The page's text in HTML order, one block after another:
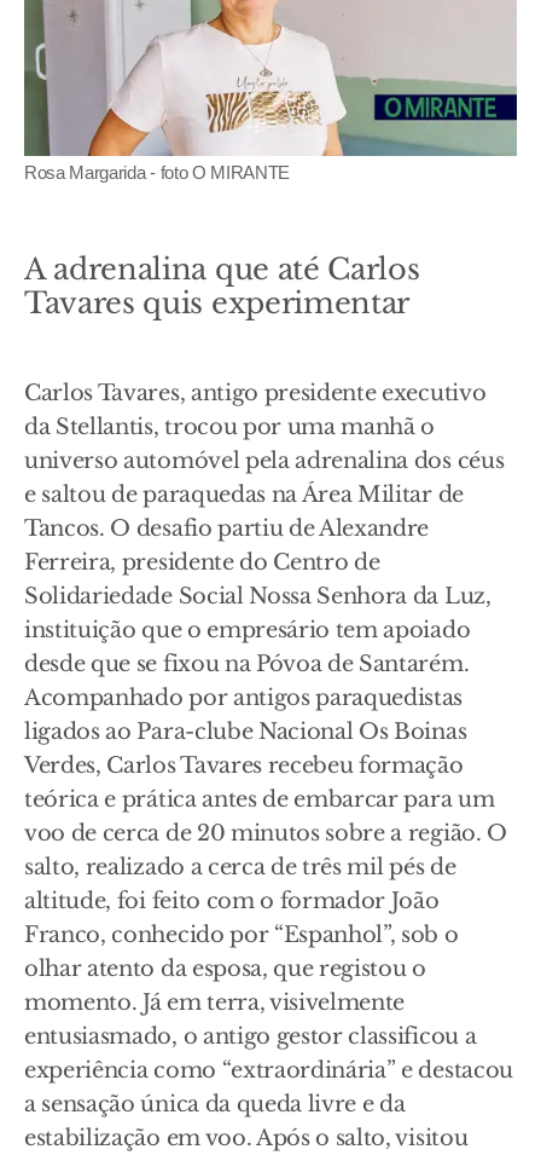
Rosa Margarida - foto O MIRANTE
A adrenalina que até Carlos
Tavares quis experimentar
Carlos Tavares, antigo presidente executivo
da Stellantis, trocou por uma manhã o
universo automóvel pela adrenalina dos céus
e saltou de paraquedas na Área Militar de
Tancos. O desafio partiu de Alexandre
Ferreira, presidente do Centro de
Solidariedade Social Nossa Senhora da Luz,
instituição que o empresário tem apoiado
desde que se fixou na Póvoa de Santarém.
Acompanhado por antigos paraquedistas
ligados ao Para-clube Nacional Os Boinas
Verdes, Carlos Tavares recebeu formação
teórica e prática antes de embarcar para um
voo de cerca de 20 minutos sobre a região. O
salto, realizado a cerca de três mil pés de
altitude, foi feito com o formador João
Franco, conhecido por “Espanhol”, sob o
olhar atento da esposa, que registou o
momento. Já em terra, visivelmente
entusiasmado, o antigo gestor classificou a
experiência como “extraordinária” e destacou
a sensação única da queda livre e da
estabilização em voo. Após o salto, visitou